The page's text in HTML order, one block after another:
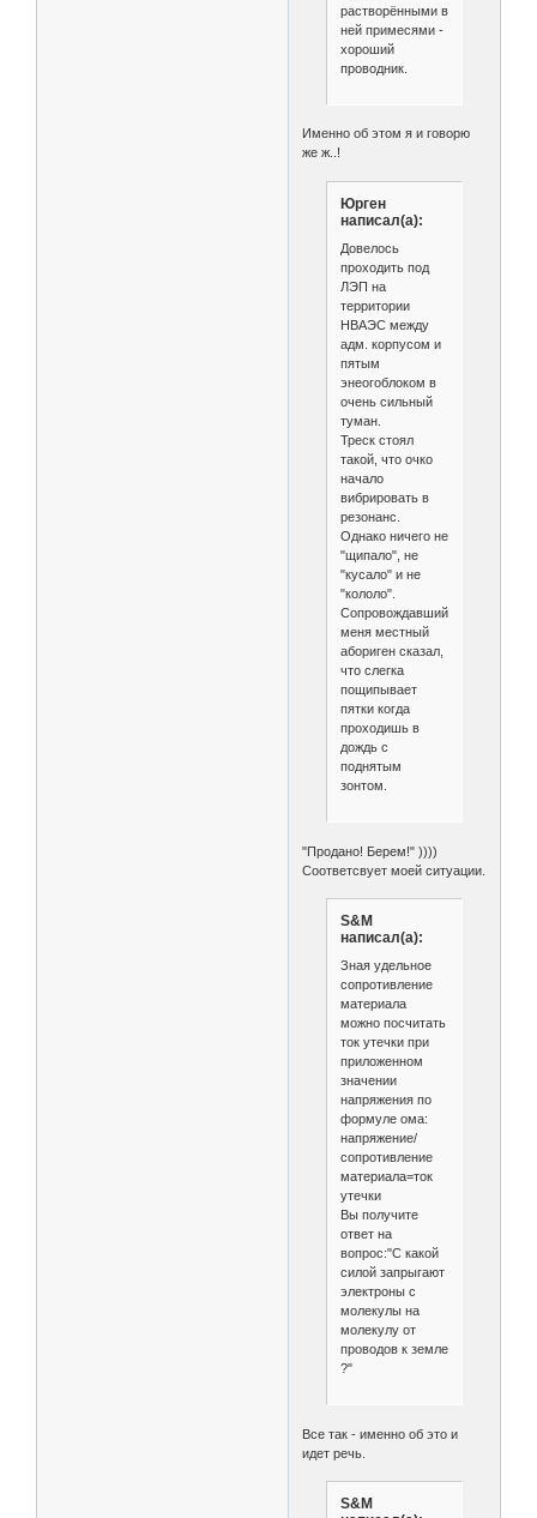
растворёнными в
ней примесями -
хороший
проводник.
Именно об этом я и говорю
же ж..!
Юрген
написал(а):
Довелось
проходить под
ЛЭП на
территории
НВАЭС между
адм. корпусом и
пятым
энеогоблоком в
очень сильный
туман.
Треск стоял
такой, что очко
начало
вибрировать в
резонанс.
Однако ничего не
"щипало", не
"кусало" и не
"кололо".
Сопровождавший
меня местный
абориген сказал,
что слегка
пощипывает
пятки когда
проходишь в
дождь с
поднятым
зонтом.
"Продано! Берем!" ))))
Соответсвует моей ситуации.
S&M
написал(а):
Зная удельное
сопротивление
материала
можно посчитать
ток утечки при
приложенном
значении
напряжения по
формуле ома:
напряжение/
сопротивление
материала=ток
утечки
Вы получите
ответ на
вопрос:"С какой
силой запрыгают
электроны с
молекулы на
молекулу от
проводов к земле
?"
Все так - именно об это и
идет речь.
S&M